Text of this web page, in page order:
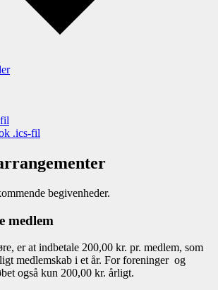
.ics-fil
begivenheder.
medlem
er at indbetale 200,00 kr. pr. medlem, som
medlemskab i et år. For foreninger og
også kun 200,00 kr. årligt.